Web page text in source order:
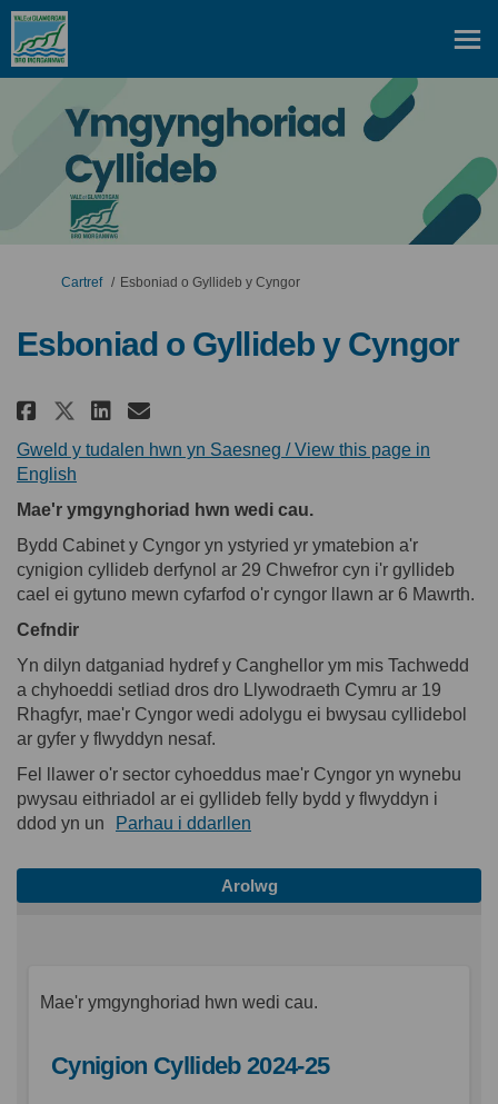
Rydych yma:
Cartref Esboniad o Gyllideb y Cyngor
Esboniad o Gyllideb y Cyngor
Rhannu Esboniad o Gyllideb y
Rhannu Esboniad o Gyllideb
Rhannu Esboniad o
E-bost Esboniad o
Gweld y tudalen hwn yn Saesneg / View this page in
English
Mae'r ymgynghoriad hwn wedi cau.
Bydd Cabinet y Cyngor yn ystyried yr ymatebion a'r
cynigion cyllideb derfynol ar 29 Chwefror cyn i'r gyllideb
cael ei gytuno mewn cyfarfod o'r cyngor llawn ar 6 Mawrth.
Cefndir
Yn dilyn datganiad hydref y Canghellor ym mis Tachwedd
a chyhoeddi setliad dros dro Llywodraeth Cymru ar 19
Rhagfyr, mae'r Cyngor wedi adolygu ei bwysau cyllidebol
ar gyfer y flwyddyn nesaf.
Fel llawer o'r sector cyhoeddus mae'r Cyngor yn wynebu
pwysau eithriadol ar ei gyllideb felly bydd y flwyddyn i
ddod yn un
Parhau i ddarllen
Arolwg
Mae'r ymgynghoriad hwn wedi cau.
Cynigion Cyllideb 2024-25